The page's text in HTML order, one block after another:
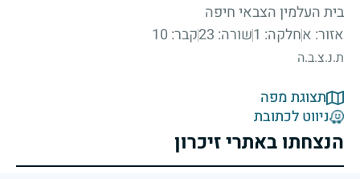
בית העלמין הצבאי חיפה
אזור: אחלקה: 1 שורה: 23 קבר: 10
ת.נ.צ.ב.ה
תצוגת מפה
ניווט לכתובת
הנצחתו באתרי זיכרון